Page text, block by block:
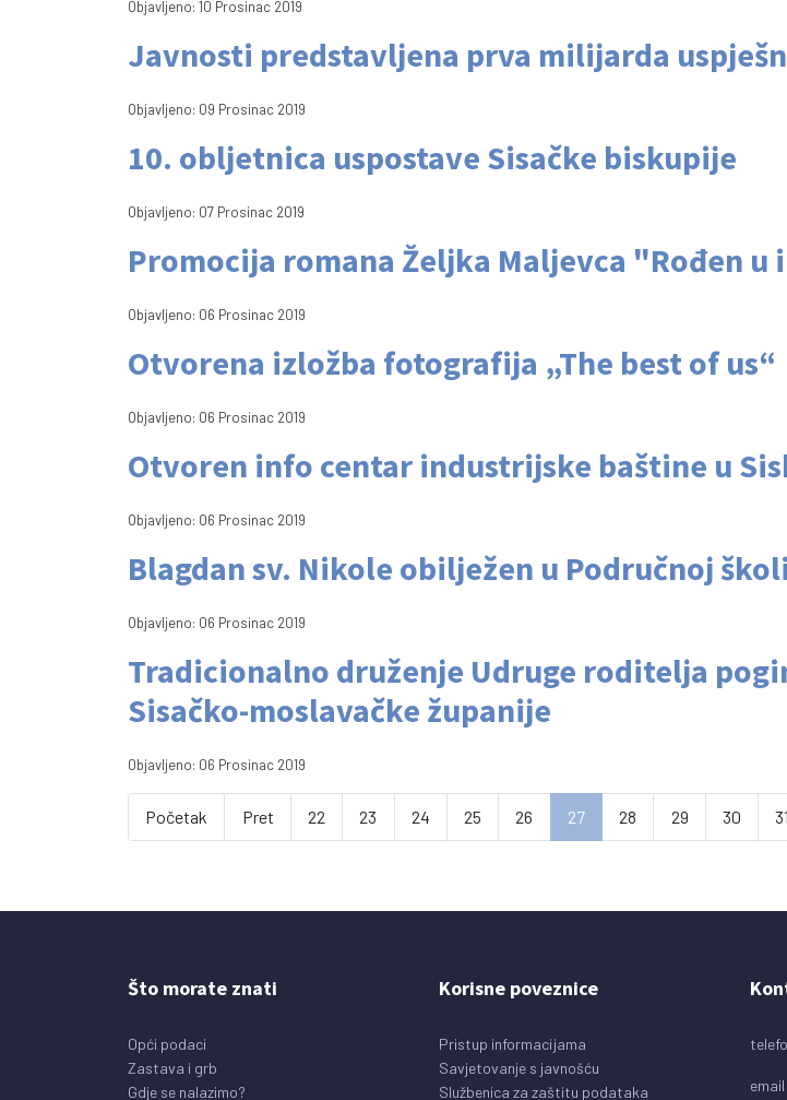
Objavljeno: 10 Prosinac 2019
Javnosti predstavljena prva milijarda
Objavljeno: 09 Prosinac 2019
10. obljetnica uspostave Sisačke biskupije
Objavljeno: 07 Prosinac 2019
Promocija romana Željka Maljevca "Rođen u
Objavljeno: 06 Prosinac 2019
Otvorena izložba fotografija „The best of us“
Objavljeno: 06 Prosinac 2019
Otvoren info centar industrijske baštine u
Objavljeno: 06 Prosinac 2019
Blagdan sv. Nikole obilježen u Područnoj
Objavljeno: 06 Prosinac 2019
Tradicionalno druženje Udruge roditelja
Sisačko-moslavačke županije
Objavljeno: 06 Prosinac 2019
Početak Pret 22 23 24 25 26 27 28 29 30 31
Što morate znati
Opći podaci
Zastava i grb
Gdje se nalazimo?
Korisne poveznice
Pristup informacijama
Savjetovanje s javnošću
Službenica za zaštitu podataka
email: